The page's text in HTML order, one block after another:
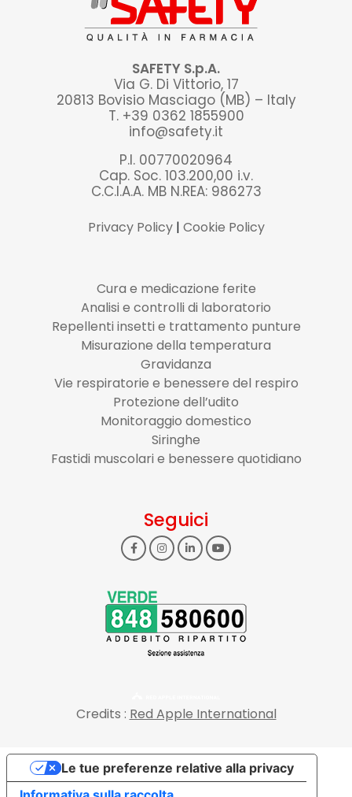
SAFETY S.p.A.
Via G. Di Vittorio, 17
20813 Bovisio Masciago (MB) – Italy
T. +39 0362 1855900
info@safety.it
P.I. 00770020964
Cap. Soc. 103.200,00 i.v.
C.C.I.A.A. MB N.REA: 986273
Privacy Policy| Cookie Policy
Cura e medicazione ferite
Analisi e controlli di laboratorio
Repellenti insetti e trattamento punture
Misurazione della temperatura
Gravidanza
Vie respiratorie e benessere del respiro
Protezione dell’udito
Monitoraggio domestico
Siringhe
Fastidi muscolari e benessere quotidiano
Seguici
Credits : Red Apple International
Le tue preferenze relative alla privacy